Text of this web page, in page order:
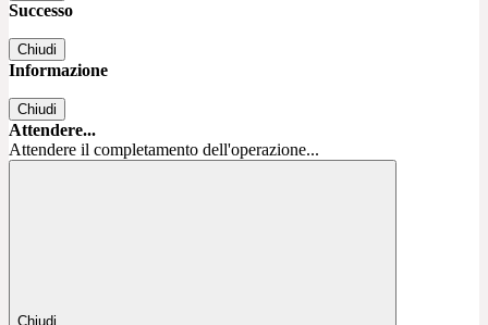
Successo
Chiudi
Informazione
Chiudi
Attendere...
Attendere il completamento dell'operazione...
Chiudi